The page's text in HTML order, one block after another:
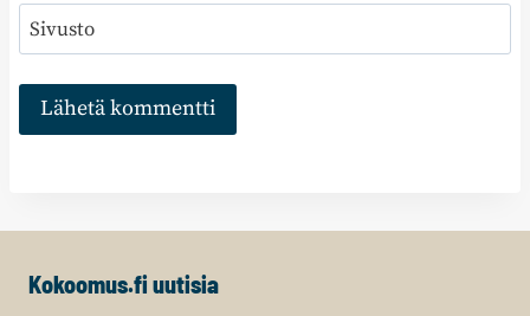
Sivusto
Kokoomus.fi uutisia